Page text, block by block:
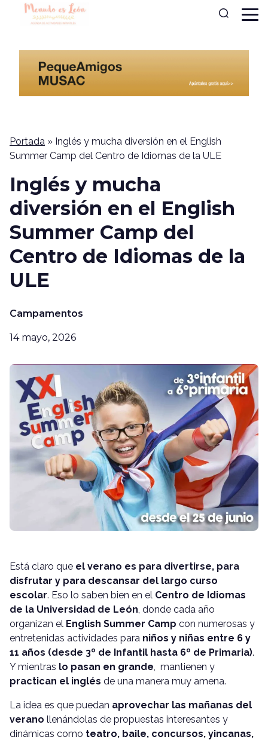
Portada » Inglés y mucha diversión en el English
Summer Camp del Centro de Idiomas de la ULE
Inglés y mucha
diversión en el English
Summer Camp del
Centro de Idiomas de la
ULE
Campamentos
14 mayo, 2026
Está claro que el verano es para divertirse, para
disfrutar y para descansar del largo curso
escolar. Eso lo saben bien en el Centro de Idiomas
de la Universidad de León , donde cada año
organizan el English Summer Camp con numerosas y
entretenidas actividades para niños y niñas entre 6 y
11 años (desde 3º de Infantil hasta 6º de Primaria).
Y mientras lo pasan en grande , mantienen y
practican el inglés de una manera muy amena.
La idea es que puedan aprovechar las mañanas del
verano llenándolas de propuestas interesantes y
dinámicas como teatro, baile, concursos, yincanas,